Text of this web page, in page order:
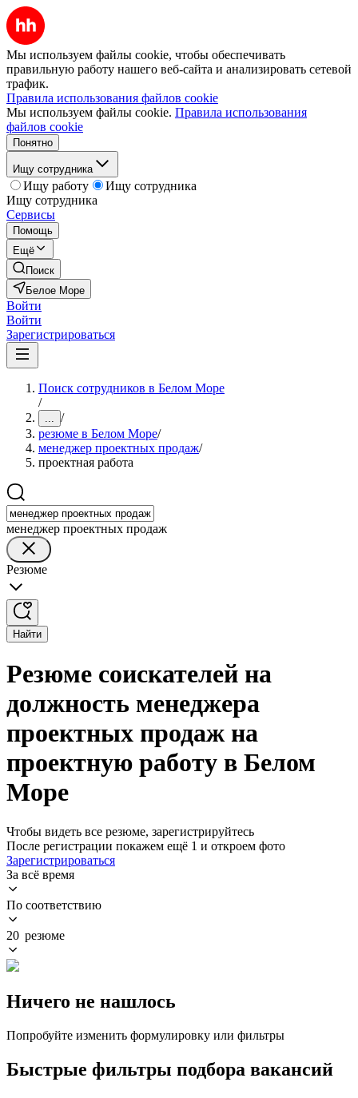
Мы используем файлы cookie, чтобы обеспечивать
правильную работу нашего веб-сайта и анализировать сетевой
трафик.
Правила использования файлов cookie
Мы используем файлы cookie. Правила использования
файлов cookie
Понятно
Ищу сотрудника
Ищу работу
Ищу сотрудника
Ищу сотрудника
Сервисы
Помощь
Ещё
Поиск
Белое Море
Войти
Войти
Зарегистрироваться
Поиск сотрудников в Белом Море
/
... /
резюме в Белом Море/
менеджер проектных продаж/
проектная работа
менеджер проектных продаж
Резюме
Найти
Резюме соискателей на
должность менеджера
проектных продаж на
проектную работу в Белом
Море
Чтобы видеть все резюме, зарегистрируйтесь
После регистрации покажем ещё 1 и откроем фото
Зарегистрироваться
За всё время
По соответствию
20 резюме
Ничего не нашлось
Попробуйте изменить формулировку или фильтры
Быстрые фильтры подбора вакансий